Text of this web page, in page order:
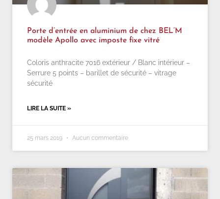
Porte d’entrée en aluminium de chez BEL’M
modèle Apollo avec imposte fixe vitré
Coloris anthracite 7016 extérieur / Blanc intérieur –
Serrure 5 points – barillet de sécurité – vitrage
sécurité
LIRE LA SUITE »
25 mars 2019 Aucun commentaire